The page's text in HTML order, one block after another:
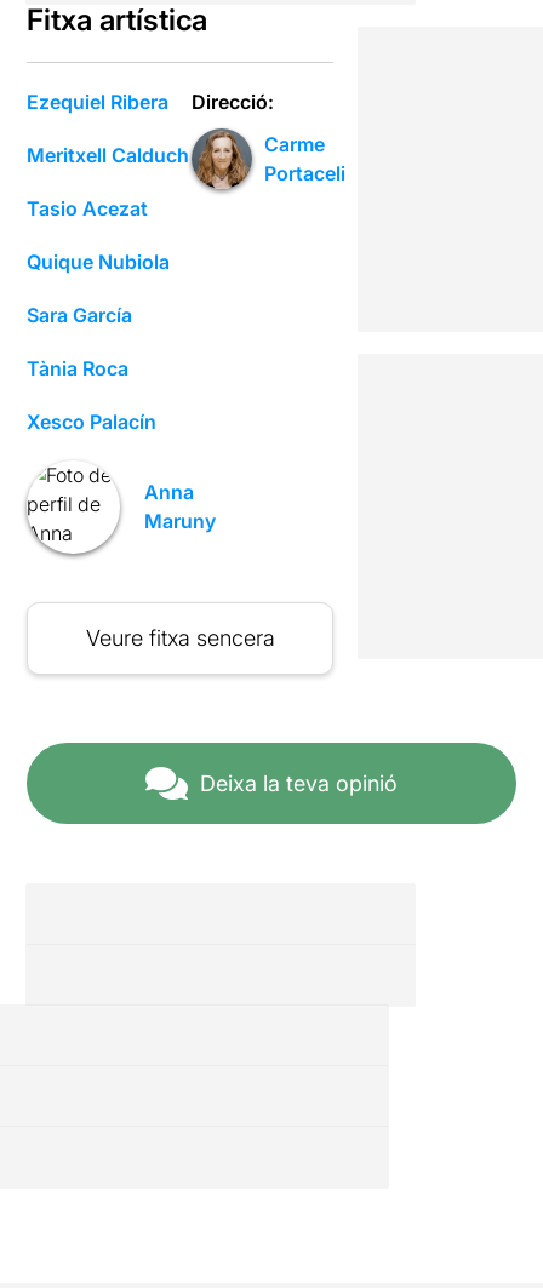
Fitxa artística
Ezequiel Ribera
Meritxell Calduch
Tasio Acezat
Quique Nubiola
Sara García
Tània Roca
Xesco Palacín
Anna
Maruny
Direcció:
Carme
Portaceli
Veure fitxa sencera
Deixa la teva opinió